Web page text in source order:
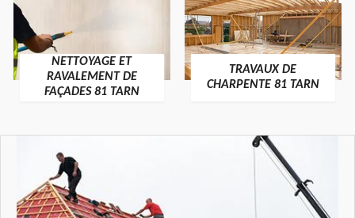
NETTOYAGE ET
RAVALEMENT DE
FAÇADES 81 TARN
TRAVAUX DE
CHARPENTE 81 TARN